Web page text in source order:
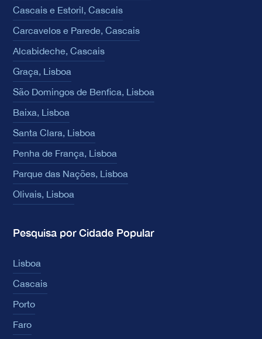
Cascais e Estoril, Cascais
Carcavelos e Parede, Cascais
Alcabideche, Cascais
Graça, Lisboa
São Domingos de Benfica, Lisboa
Baixa, Lisboa
Santa Clara, Lisboa
Penha de França, Lisboa
Parque das Nações, Lisboa
Olivais, Lisboa
Pesquisa por Cidade Popular
Lisboa
Cascais
Porto
Faro